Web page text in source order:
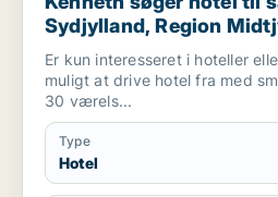
Sydjylland, Region
Mariager
Er kun interesseret i hoteller
muligt at drive hotel fra med små
30 værels...
Type
Hotel